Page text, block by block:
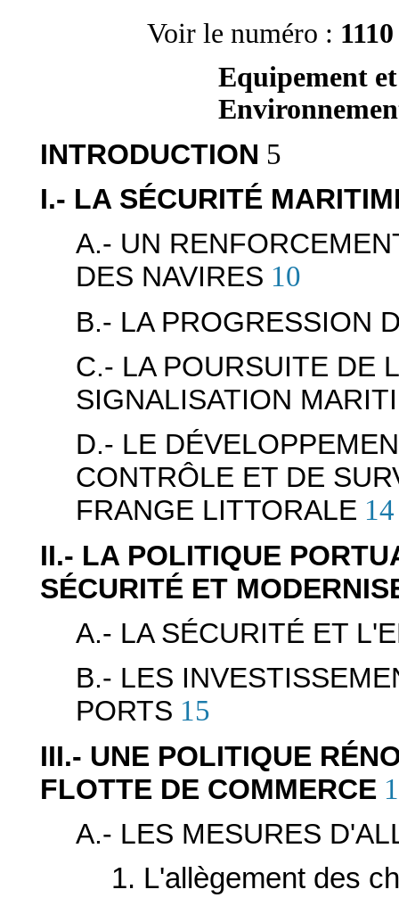
Voir le numéro : 1110
Equipement
INTRODUCTION 5
I.- LA SÉCURITÉ
A.- UN
DES NAVIRES 10
B.- LA PROGRESSION
C.- LA POURSUITE DE
SIGNALISATION
D.- LE
CONTRÔLE ET DE
FRANGE LITTORALE 14
II.- LA POLITIQUE
SÉCURITÉ ET
A.- LA SÉCURITÉ ET
B.- LES
PORTS 15
III.- UNE POLITIQUE
FLOTTE DE COMMERCE
A.- LES MESURES
1. L'allègement des